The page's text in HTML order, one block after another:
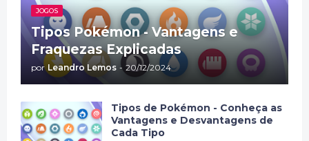
JOGOS
Tipos Pokémon - Vantagens e
Fraquezas Explicadas
por Leandro Lemos - 20/12/2024
Tipos de Pokémon - Conheça as
Vantagens e Desvantagens de
Cada Tipo